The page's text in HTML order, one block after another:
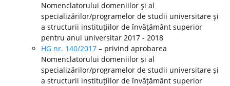
Nomenclatorului domeniilor şi al
specializărilor/programelor de studii universitare şi
a structurii instituţiilor de învăţământ superior
pentru anul universitar 2017 - 2018
HG nr. 140/2017 – privind aprobarea
Nomenclatorului domeniilor și al
specializărilor/programelor de studii universitare și
a structurii instituțiilor de învățământ superior